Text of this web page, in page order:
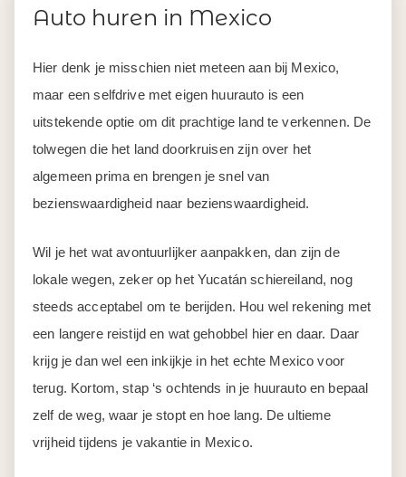
Auto huren in Mexico
Hier denk je misschien niet meteen aan bij Mexico,
maar een selfdrive met eigen huurauto is een
uitstekende optie om dit prachtige land te verkennen. De
tolwegen die het land doorkruisen zijn over het
algemeen prima en brengen je snel van
bezienswaardigheid naar bezienswaardigheid.
Wil je het wat avontuurlijker aanpakken, dan zijn de
lokale wegen, zeker op het Yucatán schiereiland, nog
steeds acceptabel om te berijden. Hou wel rekening met
een langere reistijd en wat gehobbel hier en daar. Daar
krijg je dan wel een inkijkje in het echte Mexico voor
terug. Kortom, stap ‘s ochtends in je huurauto en bepaal
zelf de weg, waar je stopt en hoe lang. De ultieme
vrijheid tijdens je vakantie in Mexico.